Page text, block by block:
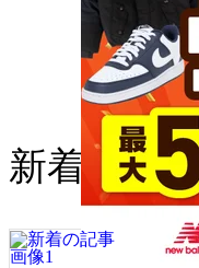
新着の記